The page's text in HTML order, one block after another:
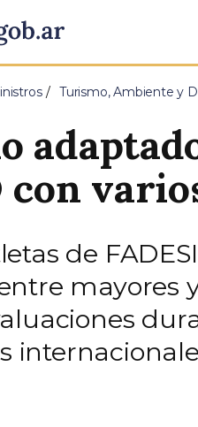
Turismo, Ambiente y
con
de
mayores